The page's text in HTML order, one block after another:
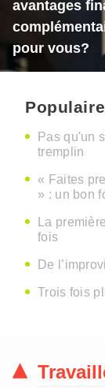
avantages
pour vous?
Pas qu'un
tremplin
« Faites
» : un bon
La
fois
De
Trois fois